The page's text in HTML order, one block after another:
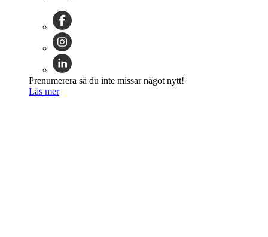
Prenumerera så du inte missar något nytt!
Läs mer